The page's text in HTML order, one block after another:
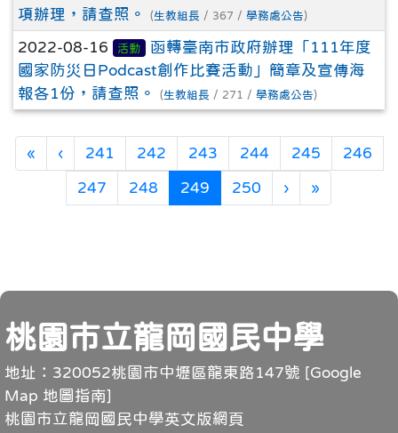
項辦理，請查照。
(生教組長 / 367 / 學務處公告)
2022-08-16 活動
函轉臺南市政府辦理「111年度
國家防災日Podcast創作比賽活動」簡章及宣傳海
報各1份，請查照。
(生教組長 / 271 / 學務處公告)
«第一頁
‹上一頁
241 242 243 244 245 246
247 248 249 (目前頁次)
250 ›下一頁
»
頁尾
桃園市立龍岡國民中學
地址：320052桃園市中壢區龍東路147號 [Google
Map 地圖指南]
桃園市立龍岡國民中學英文版網頁